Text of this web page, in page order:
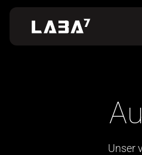
Unser